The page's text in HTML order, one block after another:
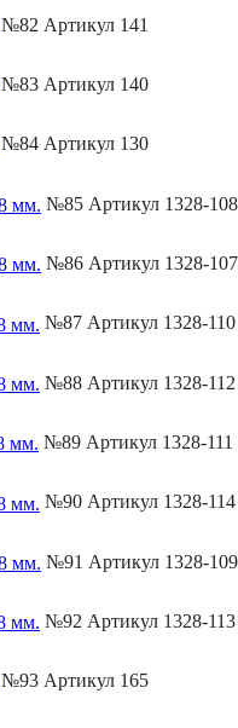
№82 Артикул 141
№83 Артикул 140
№84 Артикул 130
№85 Артикул 1328-108
№86 Артикул 1328-107
№87 Артикул 1328-110
№88 Артикул 1328-112
№89 Артикул 1328-111
№90 Артикул 1328-114
№91 Артикул 1328-109
№92 Артикул 1328-113
№93 Артикул 165